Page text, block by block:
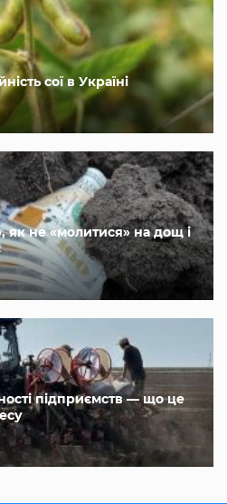
сої в Україні
не «молитися» на дощ і
підприємств — що це